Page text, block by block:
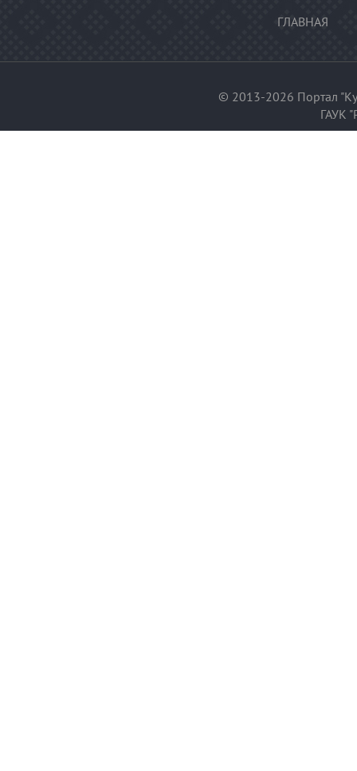
ГЛАВНАЯ
© 2013-2026 Портал
ГАУК